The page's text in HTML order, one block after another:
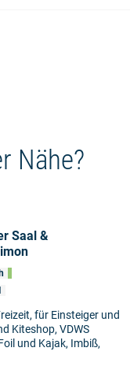
Nähe?
Saal &
für Einsteiger und
Kiteshop, VDWS
und Kajak, Imbiß,